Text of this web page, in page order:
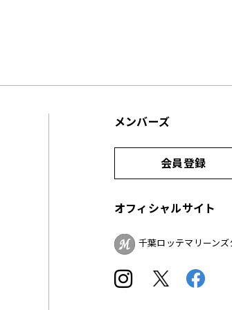
メンバーズ
会員登録
オフィシャルサイト
千葉ロッテマリーンズ